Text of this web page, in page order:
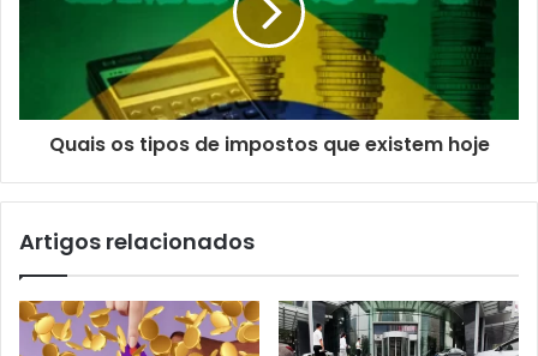
Quais os tipos de impostos que existem hoje
Artigos relacionados